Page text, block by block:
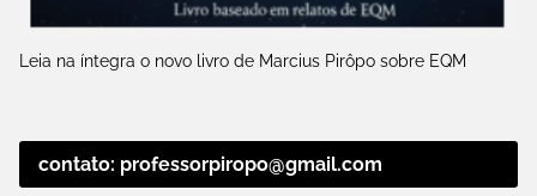
Leia na íntegra o novo livro de Marcius Pirôpo sobre EQM
contato: professorpiropo@gmail.com